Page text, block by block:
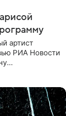
артист
РИА Новости